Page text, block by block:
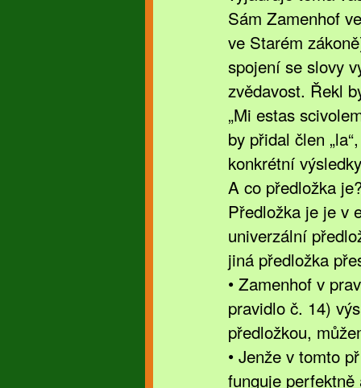
Sám Zamenhof
ve Starém
spojení se slovy
zvědavost. Řekl
„Mi estas
by přidal člen
konkrétní
A co předložka
Předložka je je v
univerzální
jiná předložka
• Zamenhof v
pravidlo č. 14)
předložkou,
• Jenže v tomto
funguje perfektně